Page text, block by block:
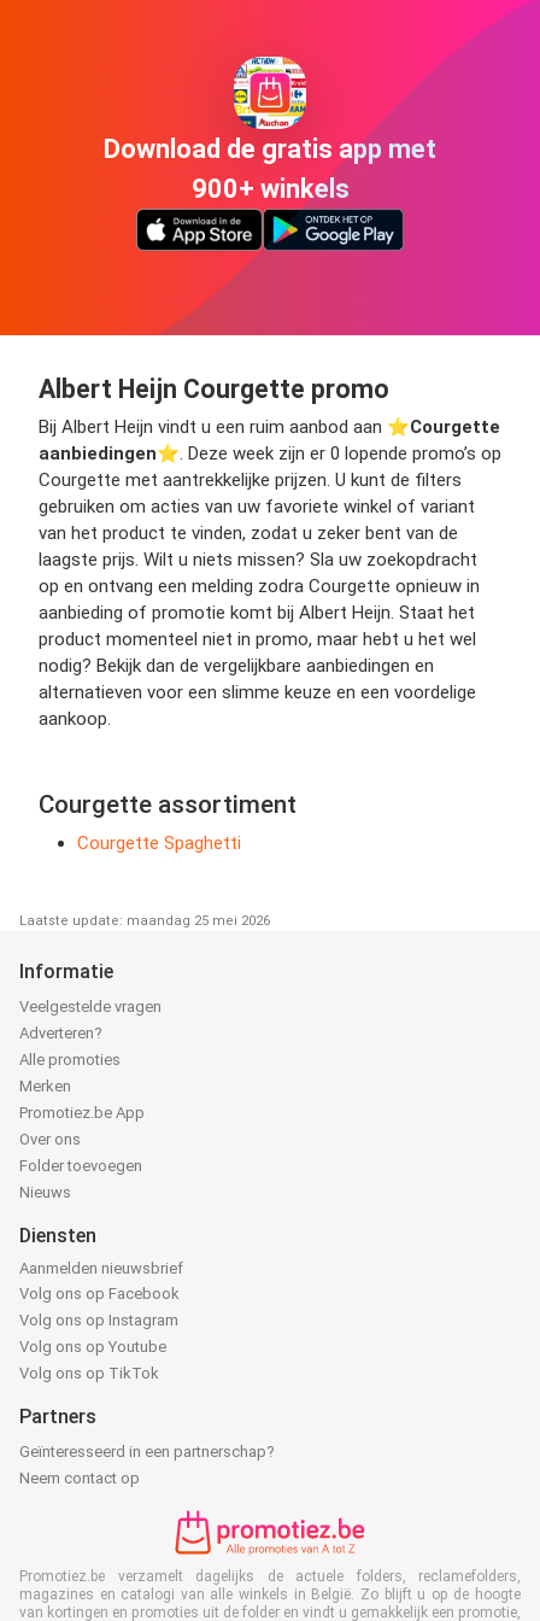
Download de gratis app met
900+ winkels
Albert Heijn Courgette promo
Bij Albert Heijn vindt u een ruim aanbod aan ⭐️Courgette
aanbiedingen⭐️. Deze week zijn er 0 lopende promo’s op
Courgette met aantrekkelijke prijzen. U kunt de filters
gebruiken om acties van uw favoriete winkel of variant
van het product te vinden, zodat u zeker bent van de
laagste prijs. Wilt u niets missen? Sla uw zoekopdracht
op en ontvang een melding zodra Courgette opnieuw in
aanbieding of promotie komt bij Albert Heijn. Staat het
product momenteel niet in promo, maar hebt u het wel
nodig? Bekijk dan de vergelijkbare aanbiedingen en
alternatieven voor een slimme keuze en een voordelige
aankoop.
Courgette assortiment
Courgette Spaghetti
Laatste update: maandag 25 mei 2026
Informatie
Veelgestelde vragen
Adverteren?
Alle promoties
Merken
Promotiez.be App
Over ons
Folder toevoegen
Nieuws
Diensten
Aanmelden nieuwsbrief
Volg ons op Facebook
Volg ons op Instagram
Volg ons op Youtube
Volg ons op TikTok
Partners
Geïnteresseerd in een partnerschap?
Neem contact op
Promotiez.be verzamelt dagelijks de actuele folders, reclamefolders,
magazines en catalogi van alle winkels in België. Zo blijft u op de hoogte
van kortingen en promoties uit de folder en vindt u gemakkelijk een promotie,